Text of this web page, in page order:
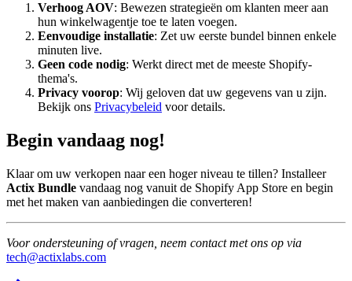
Verhoog AOV: Bewezen strategieën om klanten meer aan
hun winkelwagentje toe te laten voegen.
Eenvoudige installatie: Zet uw eerste bundel binnen enkele
minuten live.
Geen code nodig: Werkt direct met de meeste Shopify-
thema's.
Privacy voorop: Wij geloven dat uw gegevens van u zijn.
Bekijk ons Privacybeleid voor details.
Begin vandaag nog!
Klaar om uw verkopen naar een hoger niveau te tillen? Installeer
Actix Bundle vandaag nog vanuit de Shopify App Store en begin
met het maken van aanbiedingen die converteren!
Voor ondersteuning of vragen, neem contact met ons op via
tech@actixlabs.com